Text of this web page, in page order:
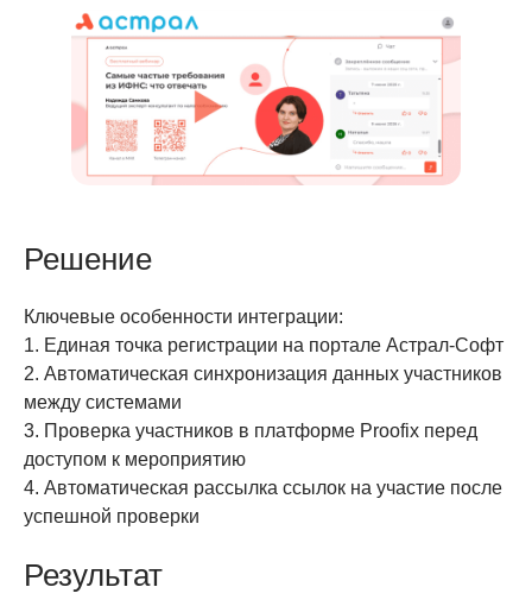
Решение
Ключевые особенности интеграции:
1. Единая точка регистрации на портале Астрал-Софт
2. Автоматическая синхронизация данных участников
между системами
3. Проверка участников в платформе Proofix перед
доступом к мероприятию
4. Автоматическая рассылка ссылок на участие после
успешной проверки
Результат